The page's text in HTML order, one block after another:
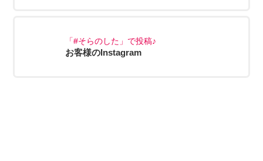
「#そらのした」で投稿♪
お客様のInstagram